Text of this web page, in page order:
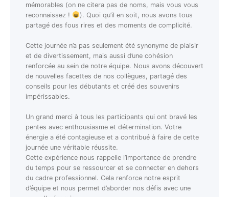
mémorables (on ne citera pas de noms, mais vous vous
reconnaissez !
). Quoi qu’il en soit, nous avons tous
partagé des fous rires et des moments de complicité.
Cette journée n’a pas seulement été synonyme de plaisir
et de divertissement, mais aussi d’une cohésion
renforcée au sein de notre équipe. Nous avons découvert
de nouvelles facettes de nos collègues, partagé des
conseils pour les débutants et créé des souvenirs
impérissables.
Un grand merci à tous les participants qui ont bravé les
pentes avec enthousiasme et détermination. Votre
énergie a été contagieuse et a contribué à faire de cette
journée une véritable réussite.
Cette expérience nous rappelle l’importance de prendre
du temps pour se ressourcer et se connecter en dehors
du cadre professionnel. Cela renforce notre esprit
d’équipe et nous permet d’aborder nos défis avec une